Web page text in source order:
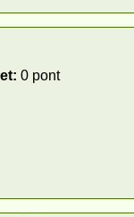
0 pont